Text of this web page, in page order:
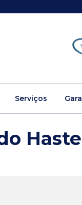
Serviços